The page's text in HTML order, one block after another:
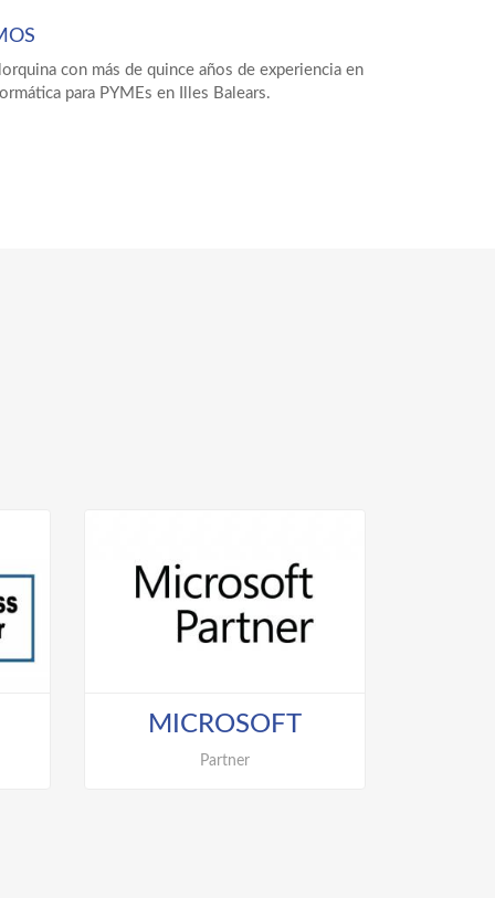
con más de quince años de experiencia en
para PYMEs en Illes Balears.
MICROSOFT
Partner
Soporte, Servicio técnico